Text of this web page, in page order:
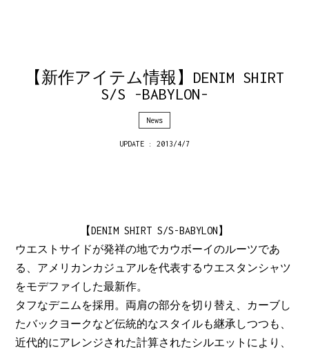
【新作アイテム情報】DENIM SHIRT
S/S -BABYLON-
News
UPDATE : 2013/4/7
【DENIM SHIRT S/S-BABYLON】
ウエストサイドが発祥の地でカウボーイのルーツであ
る、アメリカンカジュアルを代表するウエスタンシャツ
をモデファイした最新作。
タフなデニムを採用。両肩の部分を切り替え、カーブし
たバックヨークなど伝統的なスタイルも継承しつつも、
近代的にアレンジされた計算されたシルエットにより、